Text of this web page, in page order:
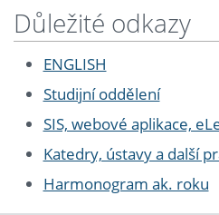
Důležité odkazy
ENGLISH
Studijní oddělení
SIS, webové aplikace,
Katedry, ústavy a další
Harmonogram ak. roku